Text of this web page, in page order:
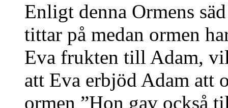
Enligt denna Ormens
tittar på medan ormen
Eva frukten till Adam,
att Eva erbjöd Adam att
ormen ”Hon gav också